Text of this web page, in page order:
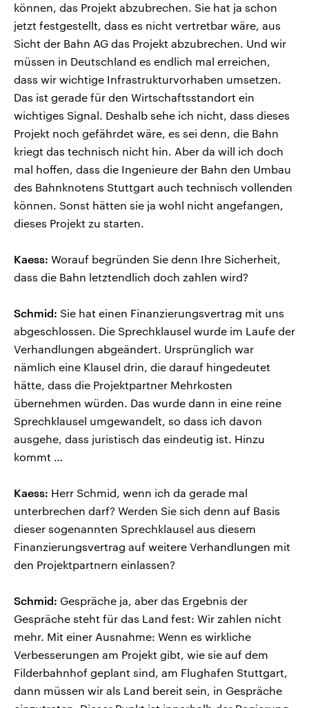
können, das Projekt abzubrechen. Sie hat ja schon
jetzt festgestellt, dass es nicht vertretbar wäre, aus
Sicht der Bahn AG das Projekt abzubrechen. Und wir
müssen in Deutschland es endlich mal erreichen,
dass wir wichtige Infrastrukturvorhaben umsetzen.
Das ist gerade für den Wirtschaftsstandort ein
wichtiges Signal. Deshalb sehe ich nicht, dass dieses
Projekt noch gefährdet wäre, es sei denn, die Bahn
kriegt das technisch nicht hin. Aber da will ich doch
mal hoffen, dass die Ingenieure der Bahn den Umbau
des Bahnknotens Stuttgart auch technisch vollenden
können. Sonst hätten sie ja wohl nicht angefangen,
dieses Projekt zu starten.
Kaess: Worauf begründen Sie denn Ihre Sicherheit,
dass die Bahn letztendlich doch zahlen wird?
Schmid: Sie hat einen Finanzierungsvertrag mit uns
abgeschlossen. Die Sprechklausel wurde im Laufe der
Verhandlungen abgeändert. Ursprünglich war
nämlich eine Klausel drin, die darauf hingedeutet
hätte, dass die Projektpartner Mehrkosten
übernehmen würden. Das wurde dann in eine reine
Sprechklausel umgewandelt, so dass ich davon
ausgehe, dass juristisch das eindeutig ist. Hinzu
kommt …
Kaess: Herr Schmid, wenn ich da gerade mal
unterbrechen darf? Werden Sie sich denn auf Basis
dieser sogenannten Sprechklausel aus diesem
Finanzierungsvertrag auf weitere Verhandlungen mit
den Projektpartnern einlassen?
Schmid: Gespräche ja, aber das Ergebnis der
Gespräche steht für das Land fest: Wir zahlen nicht
mehr. Mit einer Ausnahme: Wenn es wirkliche
Verbesserungen am Projekt gibt, wie sie auf dem
Filderbahnhof geplant sind, am Flughafen Stuttgart,
dann müssen wir als Land bereit sein, in Gespräche